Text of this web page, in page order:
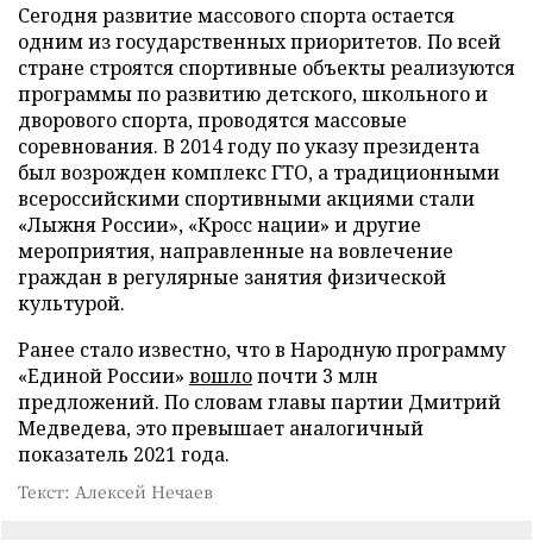
Сегодня развитие массового спорта остается
одним из государственных приоритетов. По всей
стране строятся спортивные объекты реализуются
программы по развитию детского, школьного и
дворового спорта, проводятся массовые
соревнования. В 2014 году по указу президента
был возрожден комплекс ГТО, а традиционными
всероссийскими спортивными акциями стали
«Лыжня России», «Кросс нации» и другие
мероприятия, направленные на вовлечение
граждан в регулярные занятия физической
культурой.
Ранее стало известно, что в Народную программу
«Единой России» вошлопочти 3 млн
предложений. По словам главы партии Дмитрий
Медведева, это превышает аналогичный
показатель 2021 года.
Текст: Алексей Нечаев